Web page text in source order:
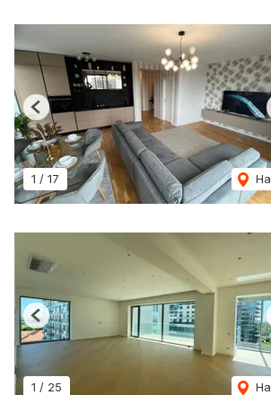
1 / 17
Previous
1 / 25
Previous